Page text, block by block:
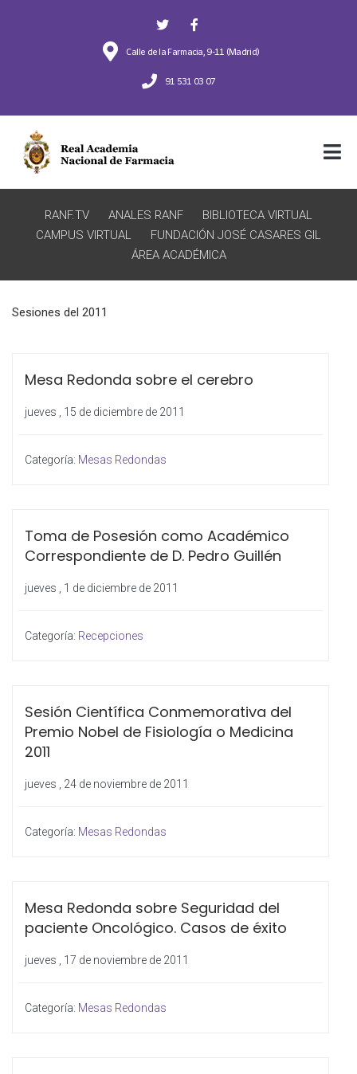
Calle de la Farmacia, 9-11 (Madrid)
91 531 03 07
RANF.TV ANALES RANF
BIBLIOTECA VIRTUAL
CAMPUS VIRTUAL
FUNDACIÓN JOSÉ CASARES GIL
ÁREA ACADÉMICA
Sesiones del 2011
Mesa Redonda sobre el cerebro
jueves , 15 de diciembre de 2011
Categoría: Mesas Redondas
Toma de Posesión como Académico
Correspondiente de D. Pedro Guillén
jueves , 1 de diciembre de 2011
Categoría: Recepciones
Sesión Científica Conmemorativa del
Premio Nobel de Fisiología o Medicina
2011
jueves , 24 de noviembre de 2011
Categoría: Mesas Redondas
Mesa Redonda sobre Seguridad del
paciente Oncológico. Casos de éxito
jueves , 17 de noviembre de 2011
Categoría: Mesas Redondas